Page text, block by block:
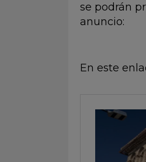
se podrán
anuncio:
En este